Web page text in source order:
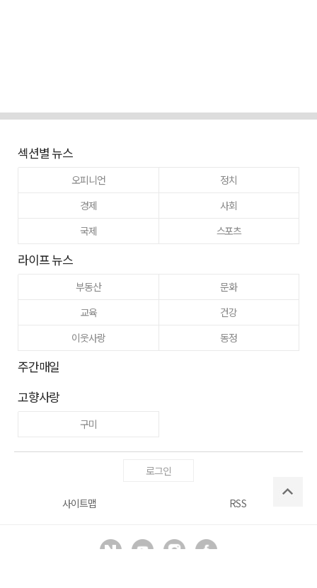
섹션별 뉴스
오피니언
정치
경제
사회
국제
스포츠
라이프 뉴스
부동산
문화
교육
건강
이웃사랑
동정
주간매일
고향사랑
구미
로그인
사이트맵 RSS